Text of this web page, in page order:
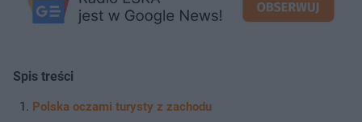
Spis treści
Polska oczami turysty z zachodu